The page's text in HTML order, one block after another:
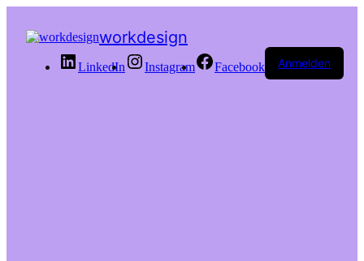
workdesign
LinkedIn Instagram Facebook Anmelden